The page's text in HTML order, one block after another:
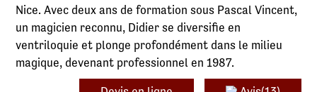
Nice. Avec deux ans de formation sous Pascal Vincent,
un magicien reconnu, Didier se diversifie en
ventriloquie et plonge profondément dans le milieu
magique, devenant professionnel en 1987.